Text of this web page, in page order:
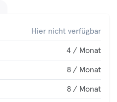
Hier nicht verfügbar
4 / Monat
8 / Monat
8 / Monat